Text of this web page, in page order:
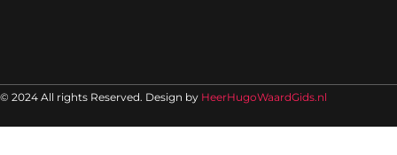
© 2024 All rights Reserved. Design by HeerHugoWaardGids.nl